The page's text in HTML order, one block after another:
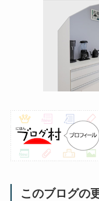
このブログの